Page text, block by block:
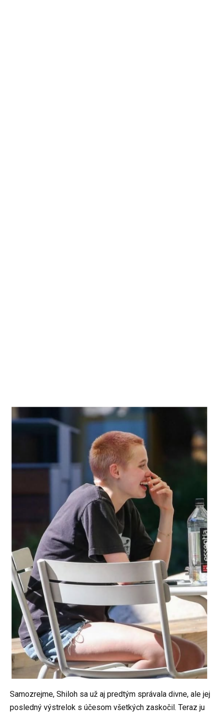
Samozrejme, Shiloh sa už aj predtým správala divne, ale jej
posledný výstrelok s účesom všetkých zaskočil. Teraz ju